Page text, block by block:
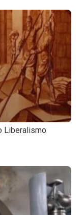
Liberalismo